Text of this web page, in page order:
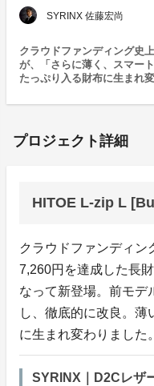
SYRINX 佐藤宏尚
クラウドファンディング史
が、「さらに薄く、スマー
たっぷり入る財布に生まれ変
プロジェクト詳細
HITOE L-zip L
クラウドファンディン
7,260円を達成した長
なって新登場。前モデ
し、徹底的に改良。
に生まれ変わりました。
SYRINX｜D2Cレザ